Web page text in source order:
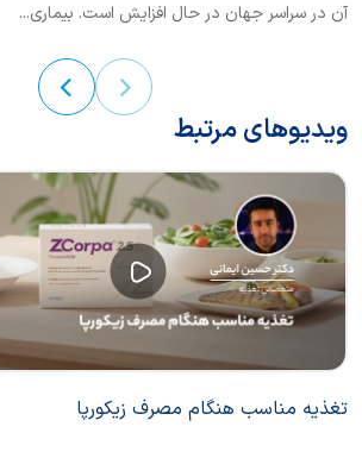
آن در سراسر جهان در حال افزایش است. بیماری...
ویدیوهای مرتبط
تغذیه مناسب هنگام مصرف زیکورپا